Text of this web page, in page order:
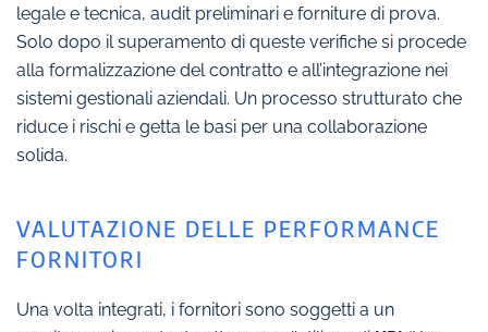
legale e tecnica, audit preliminari e forniture di prova.
Solo dopo il superamento di queste verifiche si procede
alla formalizzazione del contratto e all’integrazione nei
sistemi gestionali aziendali. Un processo strutturato che
riduce i rischi e getta le basi per una collaborazione
solida.
VALUTAZIONE DELLE PERFORMANCE
FORNITORI
Una volta integrati, i fornitori sono soggetti a un